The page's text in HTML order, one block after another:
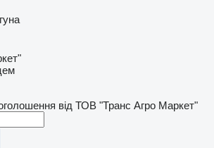
від ТОВ "Транс Агро Маркет"